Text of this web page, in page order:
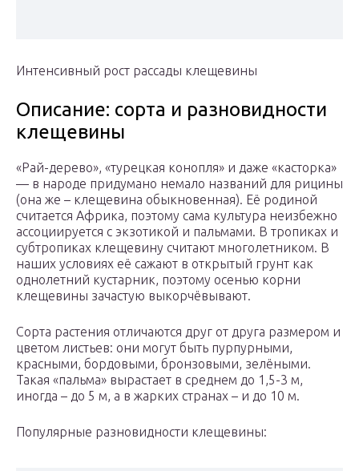
Интенсивный рост рассады клещевины
Описание: сорта и разновидности
клещевины
«Рай-дерево», «турецкая конопля» и даже «касторка»
— в народе придумано немало названий для рицины
(она же – клещевина обыкновенная). Её родиной
считается Африка, поэтому сама культура неизбежно
ассоциируется с экзотикой и пальмами. В тропиках и
субтропиках клещевину считают многолетником. В
наших условиях её сажают в открытый грунт как
однолетний кустарник, поэтому осенью корни
клещевины зачастую выкорчёвывают.
Сорта растения отличаются друг от друга размером и
цветом листьев: они могут быть пурпурными,
красными, бордовыми, бронзовыми, зелёными.
Такая «пальма» вырастает в среднем до 1,5-3 м,
иногда – до 5 м, а в жарких странах – и до 10 м.
Популярные разновидности клещевины: